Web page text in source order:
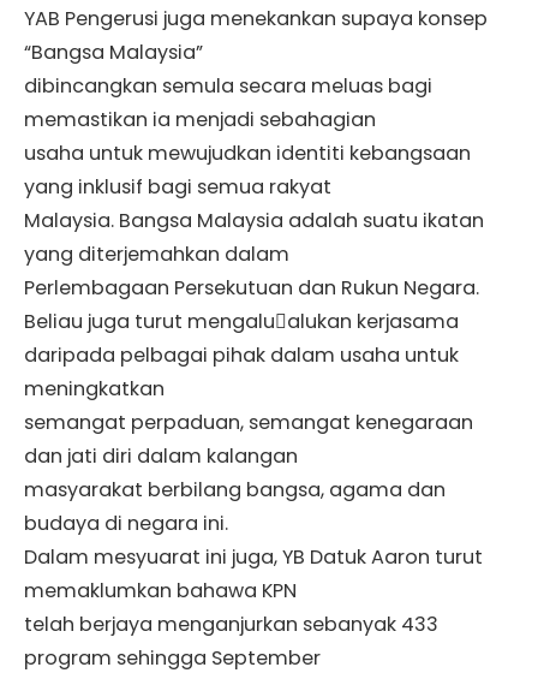
YAB Pengerusi juga menekankan supaya konsep
“Bangsa Malaysia”
dibincangkan semula secara meluas bagi
memastikan ia menjadi sebahagian
usaha untuk mewujudkan identiti kebangsaan
yang inklusif bagi semua rakyat
Malaysia. Bangsa Malaysia adalah suatu ikatan
yang diterjemahkan dalam
Perlembagaan Persekutuan dan Rukun Negara.
Beliau juga turut mengalu￾alukan kerjasama
daripada pelbagai pihak dalam usaha untuk
meningkatkan
semangat perpaduan, semangat kenegaraan
dan jati diri dalam kalangan
masyarakat berbilang bangsa, agama dan
budaya di negara ini.
Dalam mesyuarat ini juga, YB Datuk Aaron turut
memaklumkan bahawa KPN
telah berjaya menganjurkan sebanyak 433
program sehingga September